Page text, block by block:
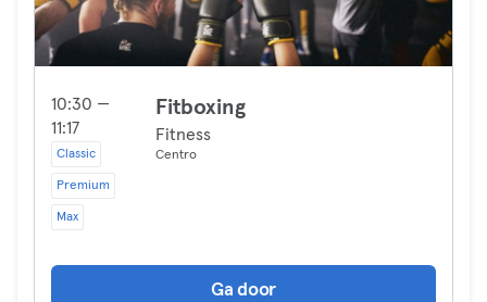
10:30 —
11:17
Classic
Premium
Max
Fitboxing
Fitness
Centro
Ga door